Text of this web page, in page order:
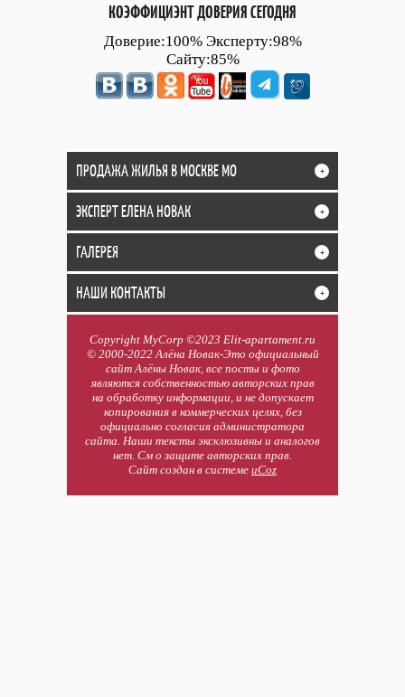
КОЭФФИЦИЭНТ ДОВЕРИЯ СЕГОДНЯ
Доверие:100% Эксперту:98%
Сайту:85%
ПРОДАЖА ЖИЛЬЯ В МОСКВЕ МО +
ЭКСПЕРТ ЕЛЕНА НОВАК +
ГАЛЕРЕЯ +
НАШИ КОНТАКТЫ +
Copyright MyCorp ©2023 Elit-apartament.ru
© 2000-2022 Алёна Новак-Это официальный
сайт Алёны Новак, все посты и фото
являются собственностью авторских прав
на обработку информации, и не допускает
копирования в коммерческих целях, без
официально согласия администратора
сайта. Наши тексты эксклюзивны и аналогов
нет. См о защите авторских прав.
Сайт создан в системе uCoz